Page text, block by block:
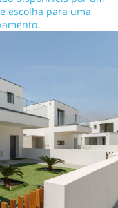
escolha para uma